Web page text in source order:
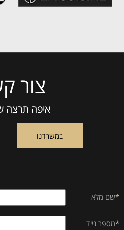
צור
איפה תרצה
במשרדנו
*שם מלא
*מספר נייד